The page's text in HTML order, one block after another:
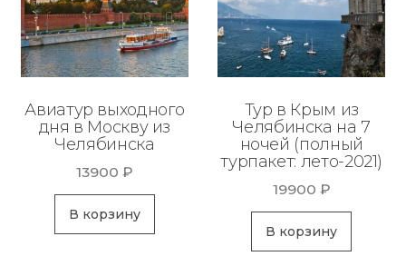
Авиатур выходного
дня в Москву из
Челябинска
13900 ₽
В корзину
Тур в Крым из
Челябинска на 7
ночей (полный
турпакет: лето-2021)
19900 ₽
В корзину